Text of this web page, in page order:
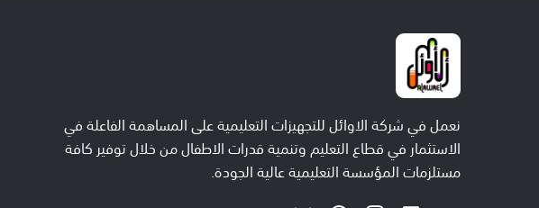
نعمل في شركة الاوائل للتجهيزات التعليمية على المساهمة الفاعلة في
الاستثمار في قطاع التعليم وتنمية قدرات الاطفال من خلال توفير كافة
مستلزمات المؤسسة التعليمية عالية الجودة.